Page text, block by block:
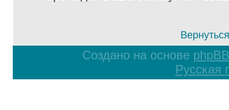
Создано на основе phpBB
Русская